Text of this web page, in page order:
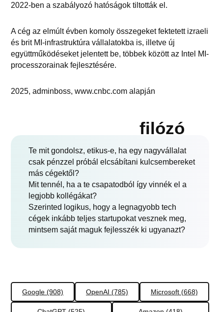
2022-ben a szabályozó hatóságok tiltották el.
A cég az elmúlt évben komoly összegeket fektetett izraeli
és brit MI-infrastruktúra vállalatokba is, illetve új
együttműködéseket jelentett be, többek között az Intel MI-
processzorainak fejlesztésére.
2025, adminboss, www.cnbc.com alapján
filózó
Te mit gondolsz, etikus-e, ha egy nagyvállalat
csak pénzzel próbál elcsábítani kulcsembereket
más cégektől?
Mit tennél, ha a te csapatodból így vinnék el a
legjobb kollégákat?
Szerinted logikus, hogy a legnagyobb tech
cégek inkább teljes startupokat vesznek meg,
mintsem saját maguk fejlesszék ki ugyanazt?
Google (908) OpenAI (785) Microsoft (668)